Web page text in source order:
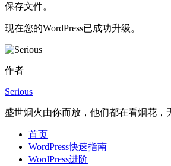
保存文件。
现在您的WordPress已成功升级。
作者
Serious
盛世烟火由你而放，他们都在看烟花，
首页
WordPress快速指南
WordPress进阶